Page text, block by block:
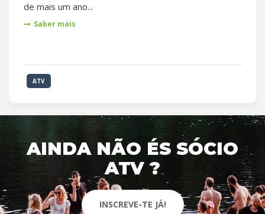
de mais um ano...
Saber mais
ATV
AINDA NÃO ÉS SÓCIO
ATV ?
INSCREVE-TE JÁ!